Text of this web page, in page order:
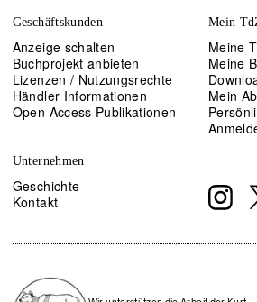
Geschäftskunden
Anzeige schalten
Buchprojekt anbieten
Lizenzen / Nutzungsrechte
Händler Informationen
Open Access Publikationen
Mein
Meine
Meine
Mein
Unternehmen
Geschichte
Kontakt